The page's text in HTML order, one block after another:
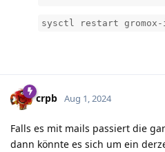
sysctl restart gromox-
crpb Aug 1, 2024
Falls es mit mails passiert die
dann könnte es sich um ein